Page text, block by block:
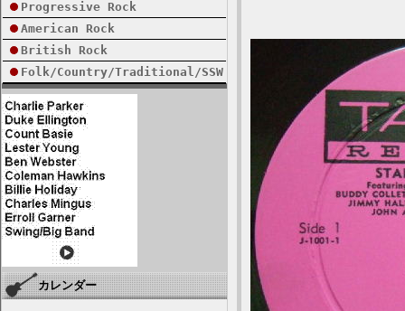
Progressive Rock
American Rock
British Rock
Folk/Country/Traditional/SSW
カレンダー